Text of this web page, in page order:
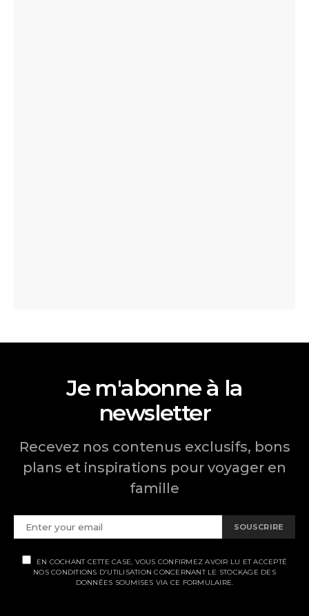
Je m'abonne à la
newsletter
Recevez nos contenus exclusifs, bons
plans et inspirations pour voyager en
famille
SOUSCRIRE
EN COCHANT CETTE CASE, VOUS CONFIRMEZ AVOIR LU ET ACCEPTÉ
NOS CONDITIONS D'UTILISATION CONCERNANT LE STOCKAGE DES
DONNÉES SOUMISES VIA CE FORMULAIRE.